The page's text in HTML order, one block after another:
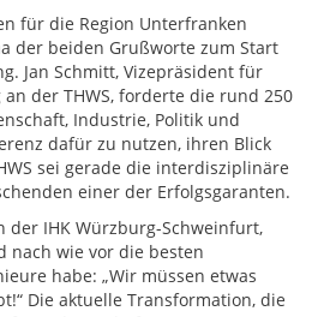
für die Region Unterfranken
der beiden Grußworte zum Start
Jan Schmitt, Vizepräsident für
der THWS, forderte die rund 250
Industrie, Politik und
dafür zu nutzen, ihren Blick
sei gerade die interdisziplinäre
einer der Erfolgsgaranten.
der IHK Würzburg-Schweinfurt,
nach wie vor die besten
habe: „Wir müssen etwas
Die aktuelle Transformation, die